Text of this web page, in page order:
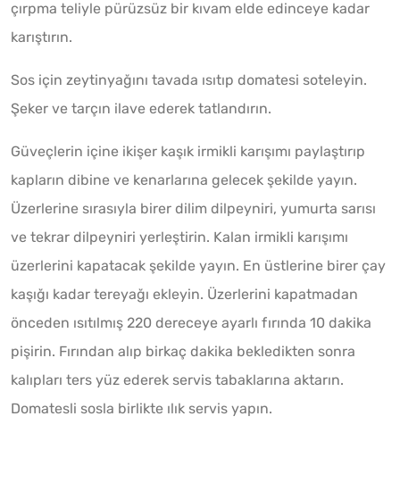
çırpma teliyle pürüzsüz bir kıvam elde edinceye kadar
karıştırın.
Sos için zeytinyağını tavada ısıtıp domatesi soteleyin.
Şeker ve tarçın ilave ederek tatlandırın.
Güveçlerin içine ikişer kaşık irmikli karışımı paylaştırıp
kapların dibine ve kenarlarına gelecek şekilde yayın.
Üzerlerine sırasıyla birer dilim dilpeyniri, yumurta sarısı
ve tekrar dilpeyniri yerleştirin. Kalan irmikli karışımı
üzerlerini kapatacak şekilde yayın. En üstlerine birer çay
kaşığı kadar tereyağı ekleyin. Üzerlerini kapatmadan
önceden ısıtılmış 220 dereceye ayarlı fırında 10 dakika
pişirin. Fırından alıp birkaç dakika bekledikten sonra
kalıpları ters yüz ederek servis tabaklarına aktarın.
Domatesli sosla birlikte ılık servis yapın.